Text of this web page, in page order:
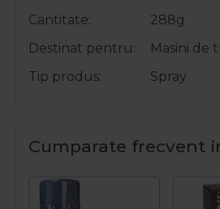
Cantitate
288g
Destinat pentru
Masini de
Tip produs
Spray
Cumparate frecvent